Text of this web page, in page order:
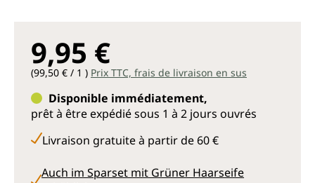
9,95 €
(99,50 € / 1 ) Prix TTC, frais de livraison en sus
Disponible immédiatement,
prêt à être expédié sous 1 à 2 jours ouvrés
Livraison gratuite à partir de 60 €
Auch im Sparset mit Grüner Haarseife